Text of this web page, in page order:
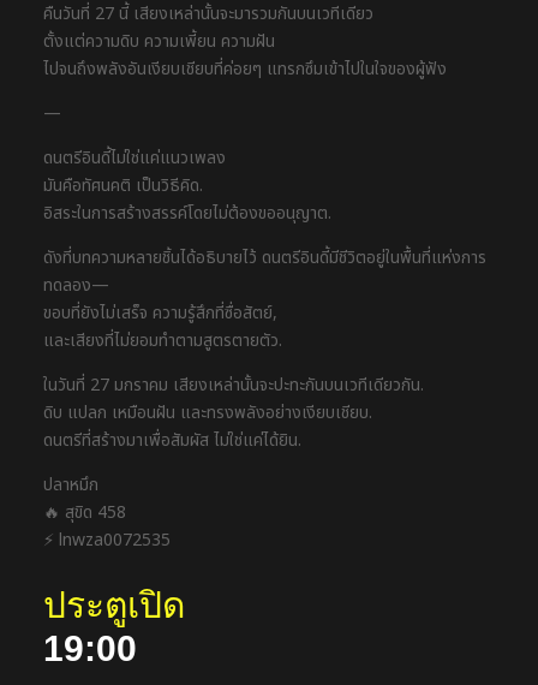
คืนวันที่ 27 นี้ เสียงเหล่านั้นจะมารวมกันบนเวทีเดียว
ตั้งแต่ความดิบ ความเพี้ยน ความฝัน
ไปจนถึงพลังอันเงียบเชียบที่ค่อยๆ แทรกซึมเข้าไปในใจของผู้ฟัง
—
ดนตรีอินดี้ไม่ใช่แค่แนวเพลง
มันคือทัศนคติ เป็นวิธีคิด.
อิสระในการสร้างสรรค์โดยไม่ต้องขออนุญาต.
ดังที่บทความหลายชิ้นได้อธิบายไว้ ดนตรีอินดี้มีชีวิตอยู่ในพื้นที่แห่งการ
ทดลอง—
ขอบที่ยังไม่เสร็จ ความรู้สึกที่ซื่อสัตย์,
และเสียงที่ไม่ยอมทำตามสูตรตายตัว.
ในวันที่ 27 มกราคม เสียงเหล่านั้นจะปะทะกันบนเวทีเดียวกัน.
ดิบ แปลก เหมือนฝัน และทรงพลังอย่างเงียบเชียบ.
ดนตรีที่สร้างมาเพื่อสัมผัส ไม่ใช่แค่ได้ยิน.
ปลาหมึก
🔥 สุขิด 458
⚡ lnwza0072535
ประตูเปิด
19:00